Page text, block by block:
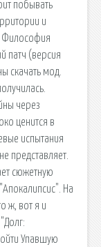
побывать
и
Философия
патч (версия
скачать мод.
через
ценится в
испытания
представляет.
сюжетную
На
ж, вот я и
Упавшую